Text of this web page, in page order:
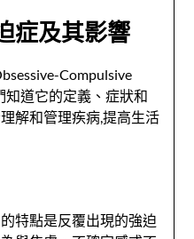
症及其影響
Compulsive
道它的定義、症狀和
解和管理疾病,提高生活
特點是反覆出現的強迫